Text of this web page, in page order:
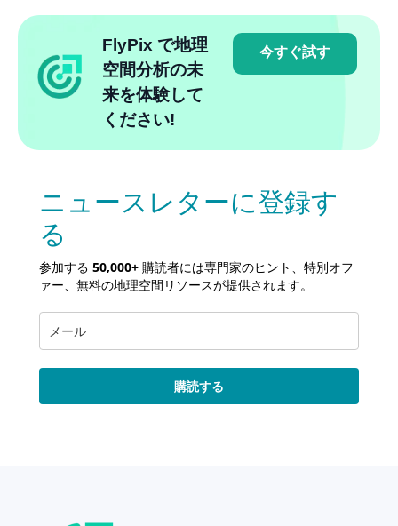
FlyPix で地理
空間分析の未
来を体験して
ください!
今すぐ試す
ニュースレターに登録す
る
参加する 50,000+ 購読者には専門家のヒント、特別オフ
ァー、無料の地理空間リソースが提供されます。
購読する